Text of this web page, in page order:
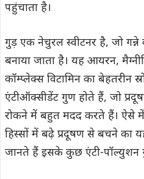
पहुंचाता है।
गुड़ एक नेचुरल स्वीटनर है, जो
बनाया जाता है। यह आयरन,
कॉम्प्लेक्स विटामिन का बेहतरीन
एंटीऑक्सीडेंट गुण होते हैं, जो
रोकने में बहुत मदद करते हैं। ऐसे में
हिस्सों में बढ़े प्रदूषण से बचने का
जानते हैं इसके कुछ एंटी-पॉल्युशन